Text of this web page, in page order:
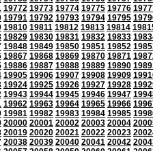
19772 19773 19774 19775 19776
19791 19792 19793 19794 19795
19810 19811 19812 19813 19814
19829 19830 19831 19832 19833
19848 19849 19850 19851 19852
19867 19868 19869 19870 19871
19886 19887 19888 19889 19890
19905 19906 19907 19908 19909
19924 19925 19926 19927 19928
19943 19944 19945 19946 19947
19962 19963 19964 19965 19966
19981 19982 19983 19984 19985
20000 20001 20002 20003 20004
20019 20020 20021 20022 20023
20038 20039 20040 20041 20042